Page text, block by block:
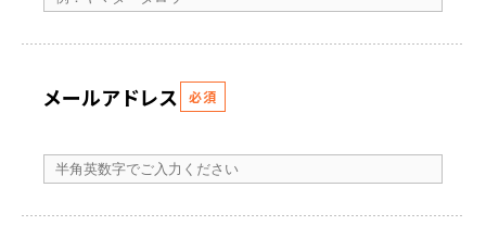
メールアドレス 必須